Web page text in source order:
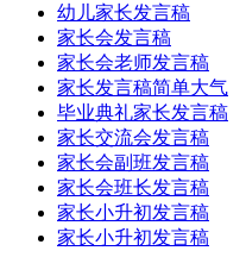
幼儿家长发言稿
家长会发言稿
家长会老师发言稿
家长发言稿简单大气
毕业典礼家长发言稿
家长交流会发言稿
家长会副班发言稿
家长会班长发言稿
家长小升初发言稿
家长小升初发言稿